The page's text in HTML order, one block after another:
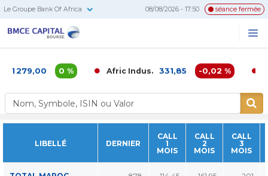
Le Groupe Bank Of Africa 08/08/2026 - 17:50 séance fermée
1 279,00 0 % Afric Indus. 331,85 -0,02 %
LIBELLÉ DERNIER
CALL
1
MOIS
CALL
2
MOIS
CALL
3
MOIS